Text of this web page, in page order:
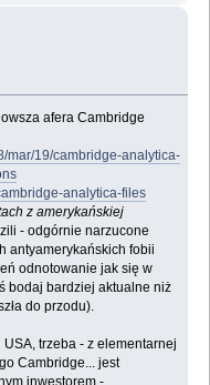
afera Cambridge
mar/19/cambridge-analytica-
analytica-files
z amerykańskiej
- odgórnie narzucone
antyamerykańskich fobii
odnotowanie jak się w
bodaj bardziej aktualne niż
do przodu).
trzeba - z elementarnej
Cambridge... jest
inwestorem -